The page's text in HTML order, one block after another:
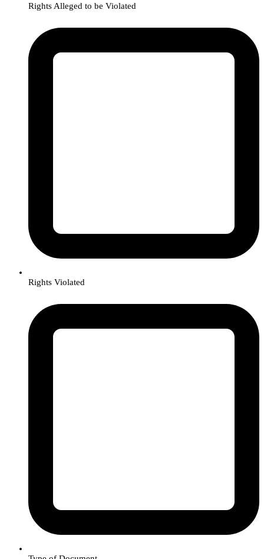
Rights Alleged to be Violated
Rights Violated